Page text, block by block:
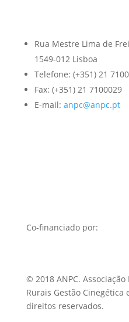
Rua Mestre Lima de
1549-012 Lisboa
Telefone: (+351) 21
Fax: (+351) 21 7100029
E-mail: anpc@anpc.pt
Co-financiado por:
© 2018 ANPC.
Rurais Gestão Cinegética
direitos reservados.